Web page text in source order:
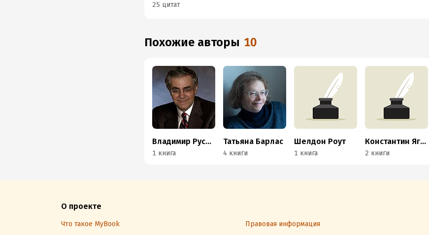
25 цитат
Похожие авторы 10
Владимир Русалов
1 книга
Татьяна Барлас
4 книги
Шелдон Роут
1 книга
Константин Ягнюк
2 книги
О проекте
Что такое MyBook Правовая информация